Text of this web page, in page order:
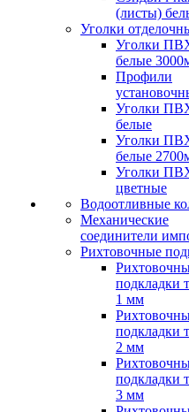
(листы)
Уголки
Уголки
белые
Профили
Уголки
белые
Уголки
белые
Уголки
цветные
Водоотливные
Механические
соединители
Рихтовочные
подкладки
1 мм
подкладки
2 мм
подкладки
3 мм